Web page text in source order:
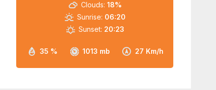
35 % 1013 mb 27 Km/h
Clouds: 18%
Sunrise: 06:20
Sunset: 20:23